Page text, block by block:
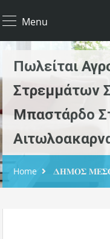
Menu
Πωλείται
Στρεμμάτων
Μπαστάρδο
Home 𝚫𝚮𝚳𝚶𝚺